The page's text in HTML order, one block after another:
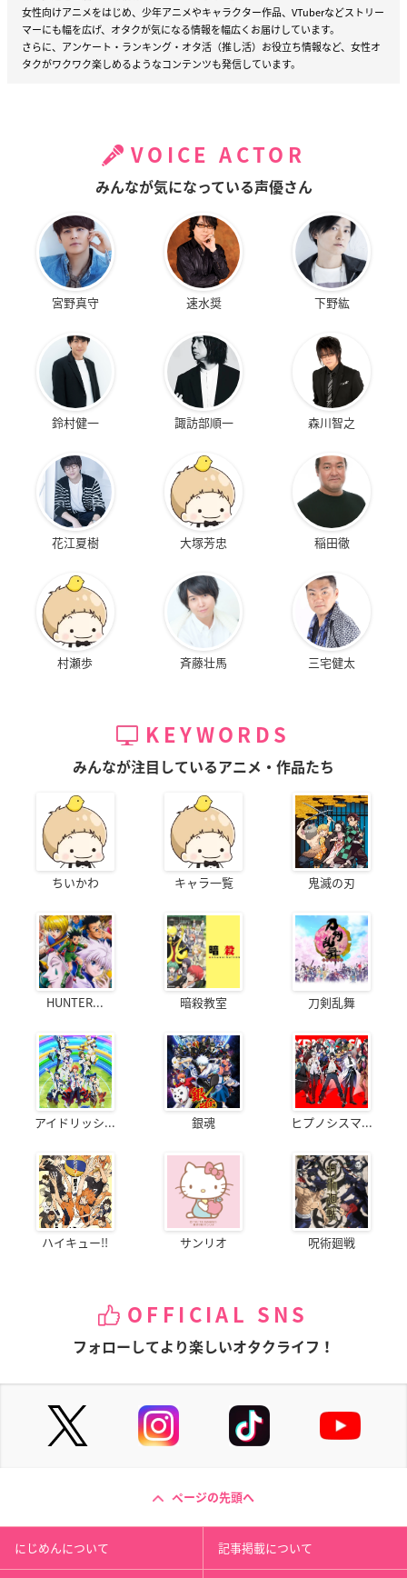
女性向けアニメをはじめ、少年アニメやキャラクター作品、VTuberなどストリー
マーにも幅を広げ、オタクが気になる情報を幅広くお届けしています。
さらに、アンケート・ランキング・オタ活（推し活）お役立ち情報など、女性オ
タクがワクワク楽しめるようなコンテンツも発信しています。
VOICE ACTOR
みんなが気になっている声優さん
宮野真守 速水奨 下野紘
鈴村健一 諏訪部順一 森川智之
花江夏樹 大塚芳忠 稲田徹
村瀬歩 斉藤壮馬 三宅健太
KEYWORDS
みんなが注目しているアニメ・作品たち
ちいかわ キャラ一覧 鬼滅の刃
HUNTER... 暗殺教室 刀剣乱舞
アイドリッシ... 銀魂 ヒプノシスマ...
ハイキュー!! サンリオ 呪術廻戦
OFFICIAL SNS
フォローしてより楽しいオタクライフ！
ページの先頭へ
にじめんについて 記事掲載について